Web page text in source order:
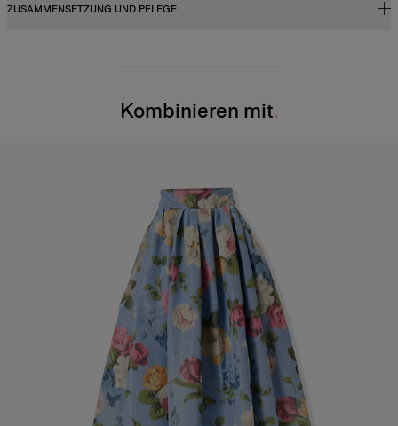
Schmale Passform
ZUSAMMENSETZUNG UND PFLEGE
Nur chemische ReinigungKombinieren mit